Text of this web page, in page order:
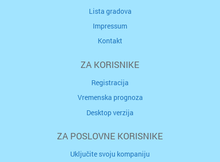
Lista gradova
Impressum
Kontakt
ZA KORISNIKE
Registracija
Vremenska prognoza
Desktop verzija
ZA POSLOVNE KORISNIKE
Uključite svoju kompaniju